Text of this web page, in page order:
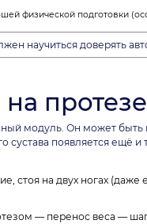
физической подготовки
научиться доверять
модуль. Он может
появляется ещё и
стоя на двух ногах
— перенос веса —